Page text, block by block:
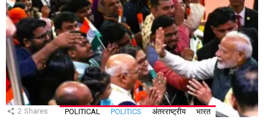
2 Shares POLITICAL POLITICS अंतरराष्ट्रीय भारत